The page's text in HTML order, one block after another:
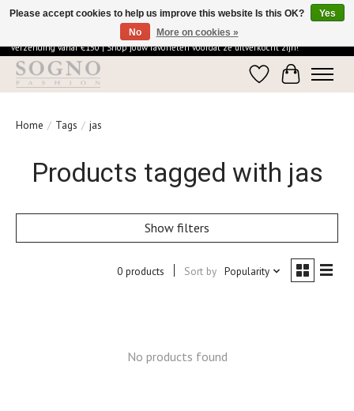
Ontdek de elegantie van SOGNO Fashion | Vandaag besteld = morgen in huis | Gratis
verzending vanaf €150 | Shop jouw favorieten voordat ze uitverkocht zijn!
WishlistCart
Home / Tags / jas
Products tagged with jas
Show filters
0 products Sort by Popularity
No products found
Please accept cookies to help us improve this website Is this OK?
Yes
No
More on cookies »